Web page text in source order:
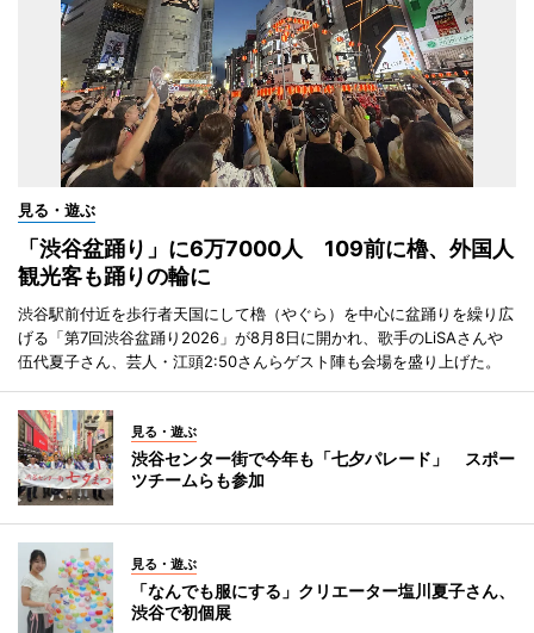
見る・遊ぶ
「渋谷盆踊り」に6万7000人 109前に櫓、外国人
観光客も踊りの輪に
渋谷駅前付近を歩行者天国にして櫓（やぐら）を中心に盆踊りを繰り広
げる「第7回渋谷盆踊り2026」が8月8日に開かれ、歌手のLiSAさんや
伍代夏子さん、芸人・江頭2:50さんらゲスト陣も会場を盛り上げた。
見る・遊ぶ
渋谷センター街で今年も「七夕パレード」 スポー
ツチームらも参加
見る・遊ぶ
「なんでも服にする」クリエーター塩川夏子さん、
渋谷で初個展